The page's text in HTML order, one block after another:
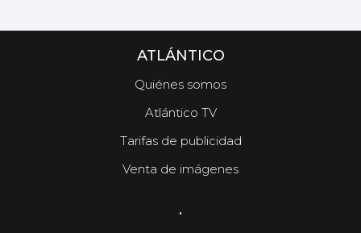
ATLÁNTICO
Quiénes somos
Atlántico TV
Tarifas de publicidad
Venta de imágenes
.